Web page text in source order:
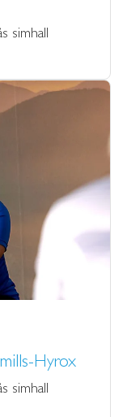
simhall
Hyrox
simhall